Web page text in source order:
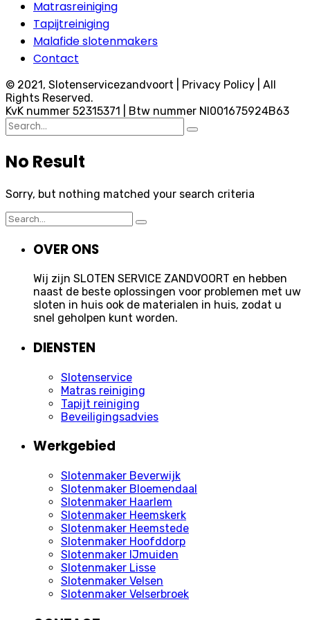
Matrasreiniging
Tapijtreiniging
Malafide slotenmakers
Contact
© 2021, Slotenservicezandvoort | Privacy Policy | All
Rights Reserved.
KvK nummer 52315371 | Btw nummer Nl001675924B63
Search
for:
No Result
Sorry, but nothing matched your search criteria
Search
for:
OVER ONS
Wij zijn SLOTEN SERVICE ZANDVOORT en hebben
naast de beste oplossingen voor problemen met uw
sloten in huis ook de materialen in huis, zodat u
snel geholpen kunt worden.
DIENSTEN
Slotenservice
Matras reiniging
Tapijt reiniging
Beveiligingsadvies
Werkgebied
Slotenmaker Beverwijk
Slotenmaker Bloemendaal
Slotenmaker Haarlem
Slotenmaker Heemskerk
Slotenmaker Heemstede
Slotenmaker Hoofddorp
Slotenmaker IJmuiden
Slotenmaker Lisse
Slotenmaker Velsen
Slotenmaker Velserbroek